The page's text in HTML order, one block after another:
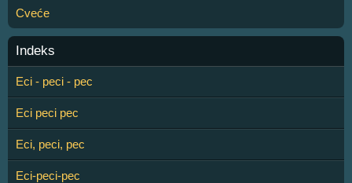
Cveće
Indeks
Eci - peci - pec
Eci peci pec
Eci, peci, pec
Eci-peci-pec